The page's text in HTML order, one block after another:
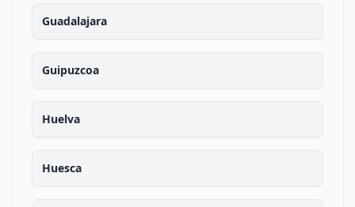
Guadalajara
Guipuzcoa
Huelva
Huesca